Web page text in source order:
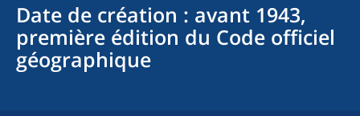
Date de création : avant 1943,
première édition du Code officiel
géographique